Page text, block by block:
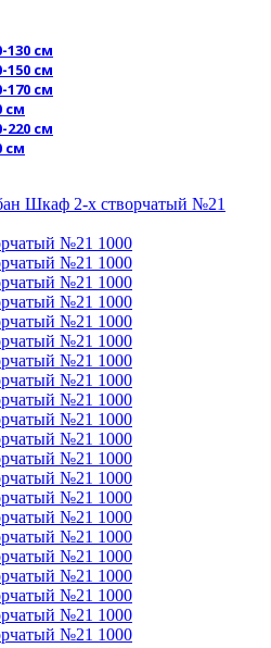
см
см
см
см
см
см
Шкаф 2-х створчатый №21